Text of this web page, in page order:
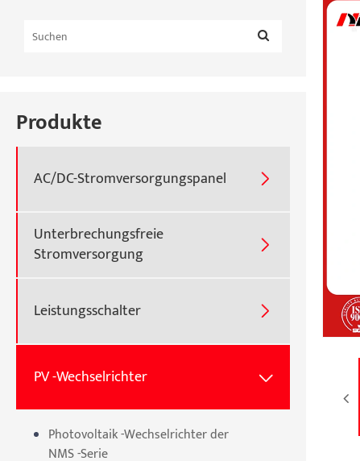
Produkte
AC/DC-Stromversorgungspanel 
Unterbrechungsfreie
Stromversorgung

Leistungsschalter 
PV -Wechselrichter 
Photovoltaik -Wechselrichter der
NMS -Serie